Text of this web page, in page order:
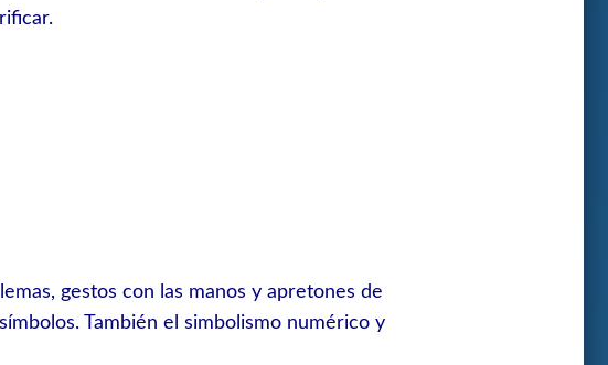
gestos con las manos y apretones de
También el simbolismo numérico y